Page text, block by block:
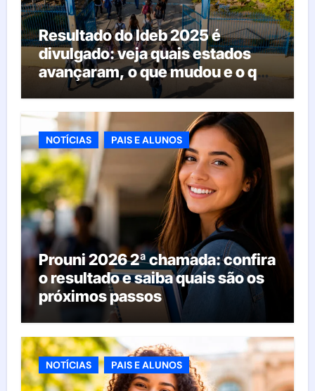
Resultado do Ideb 2025 é
divulgado: veja quais estados
avançaram, o que mudou e o que
esperar da educação brasileira
NOTÍCIAS PAIS E ALUNOS
Prouni 2026 2ª chamada: confira
o resultado e saiba quais são os
próximos passos
NOTÍCIAS PAIS E ALUNOS